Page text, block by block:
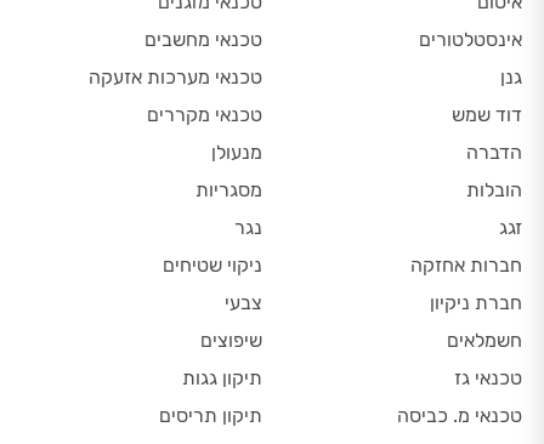
אינסטלטורים
גנן
דוד שמש
הדברה
הובלות
זגג
חברות אחזקה
חברת ניקיון
חשמלאים
טכנאי גז
טכנאי מ. כביסה
טכנאי מחשבים
טכנאי מערכות אזעקה
טכנאי מקררים
מנעולן
מסגריות
נגר
ניקוי שטיחים
צבעי
שיפוצים
תיקון גגות
תיקון תריסים